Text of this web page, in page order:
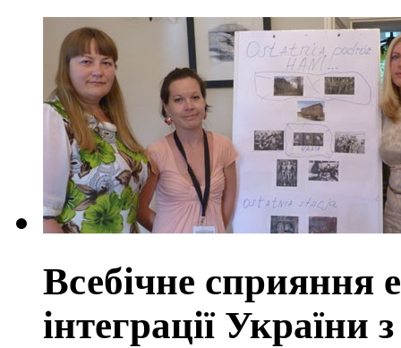
Всебічне сприяння
інтеграції